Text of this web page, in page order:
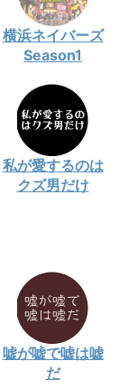
横浜ネイバーズ
Season1
私が愛するのは
クズ男だけ
嘘が嘘で嘘は嘘
だ